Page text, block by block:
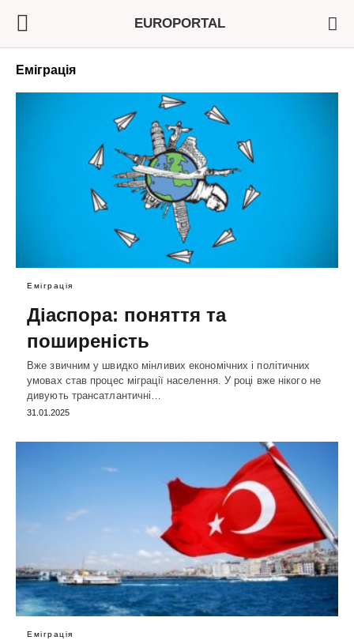
EUROPORTAL
Еміграція
Еміграція
Діаспора: поняття та
поширеність
Вже звичним у швидко мінливих економічних і політичних
умовах став процес міграції населення. У році вже нікого не
дивують трансатлантичні…
31.01.2025
Еміграція